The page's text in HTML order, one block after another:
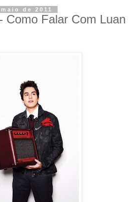
de 2011
Como Falar Com Luan